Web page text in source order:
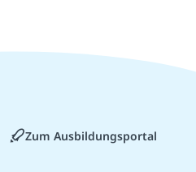
Zum Ausbildungsportal